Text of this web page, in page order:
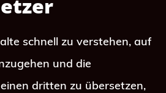
schnell zu verstehen, auf
und die
dritten zu übersetzen,